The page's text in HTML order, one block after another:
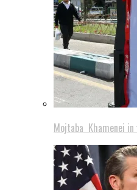
Mojtaba Khamenei